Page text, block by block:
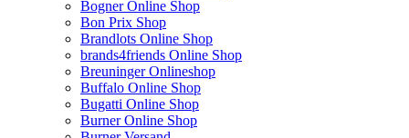
Bogner Online Shop
Bon Prix Shop
Brandlots Online Shop
brands4friends Online Shop
Breuninger Onlineshop
Buffalo Online Shop
Bugatti Online Shop
Burner Online Shop